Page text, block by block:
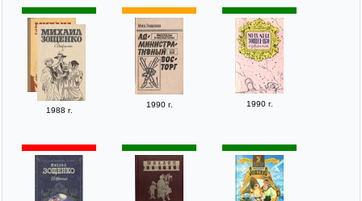
1988 г.
1990 г. 1990 г.